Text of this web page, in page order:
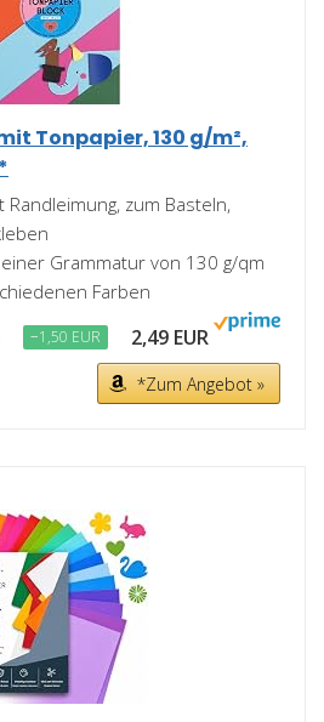
Tonpapier, 130 g/m²,
zum Basteln,
Grammatur von 130 g/qm
Farben
−1,50 EUR 2,49 EUR
*Zum Angebot »